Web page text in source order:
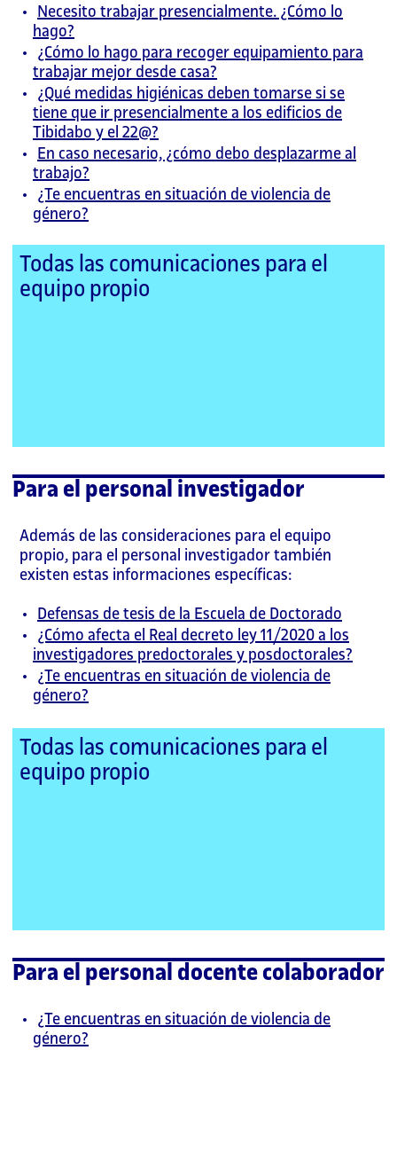
Necesito trabajar presencialmente. ¿Cómo lo
hago?
¿Cómo lo hago para recoger equipamiento para
trabajar mejor desde casa?
¿Qué medidas higiénicas deben tomarse si se
tiene que ir presencialmente a los edificios de
Tibidabo y el 22@?
En caso necesario, ¿cómo debo desplazarme al
trabajo?
¿Te encuentras en situación de violencia de
género?
Todas las comunicaciones para el
equipo propio
Para el personal investigador
Además de las consideraciones para el equipo
propio, para el personal investigador también
existen estas informaciones específicas:
Defensas de tesis de la Escuela de Doctorado
¿Cómo afecta el Real decreto ley 11/2020 a los
investigadores predoctorales y posdoctorales?
¿Te encuentras en situación de violencia de
género?
Todas las comunicaciones para el
equipo propio
Para el personal docente colaborador
¿Te encuentras en situación de violencia de
género?